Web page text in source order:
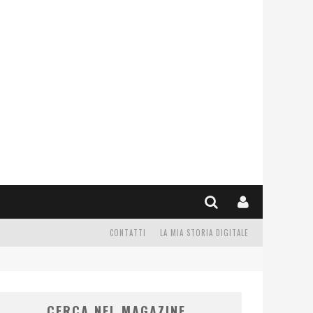
LA MIA STORIA DIGITALE
CONTATTI